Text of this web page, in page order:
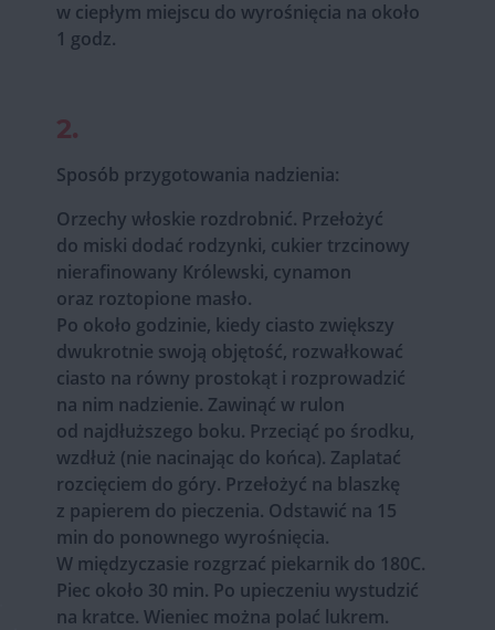
w ciepłym miejscu do wyrośnięcia na około
1 godz.
2.
Sposób przygotowania nadzienia:
Orzechy włoskie rozdrobnić. Przełożyć
do miski dodać rodzynki, cukier trzcinowy
nierafinowany Królewski, cynamon
oraz roztopione masło.
Po około godzinie, kiedy ciasto zwiększy
dwukrotnie swoją objętość, rozwałkować
ciasto na równy prostokąt i rozprowadzić
na nim nadzienie. Zawinąć w rulon
od najdłuższego boku. Przeciąć po środku,
wzdłuż (nie nacinając do końca). Zaplatać
rozcięciem do góry. Przełożyć na blaszkę
z papierem do pieczenia. Odstawić na 15
min do ponownego wyrośnięcia.
W międzyczasie rozgrzać piekarnik do 180C.
Piec około 30 min. Po upieczeniu wystudzić
na kratce. Wieniec można polać lukrem.